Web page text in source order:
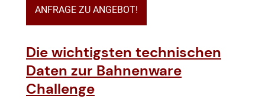
ANFRAGE ZU ANGEBOT!
Die wichtigsten technischen
Daten zur Bahnenware
Challenge